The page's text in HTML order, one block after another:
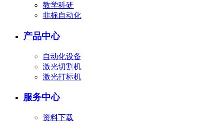
教学科研
非标自动化
产品中心
自动化设备
激光切割机
激光打标机
服务中心
资料下载